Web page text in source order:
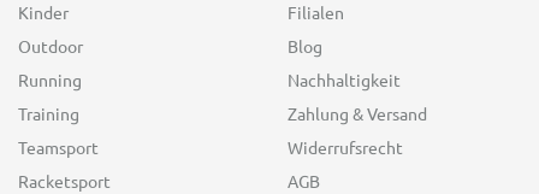
Kinder
Outdoor
Running
Training
Teamsport
Racketsport
Filialen
Blog
Nachhaltigkeit
Zahlung & Versand
Widerrufsrecht
AGB